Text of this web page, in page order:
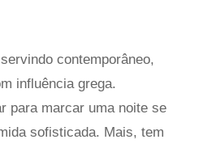
contemporâneo,
influência grega.
para marcar uma noite se
sofisticada. Mais, tem